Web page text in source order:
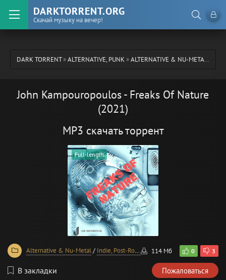
DARKTORRENT.ORG
Скачай музыку на вечер!
DARK TORRENT»ALTERNATIVE, PUNK»ALTERNATIVE & NU-METAL »
John Kampouropoulos - Freaks Of Nature
(2021)
MP3 скачать торрент
Full-length
Alternative & Nu-Metal/ Indie, Post-Rock, Post-Punk 114 Мб 0 3
В закладки Пожаловаться